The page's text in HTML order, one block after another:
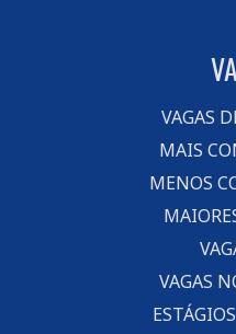
VAGAS
MAIS
MENOS
VAGAS